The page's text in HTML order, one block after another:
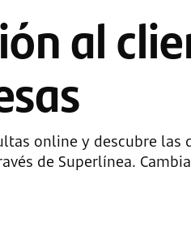
al
online y descubre las
de Superlínea.